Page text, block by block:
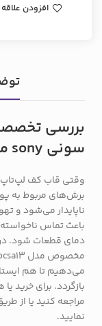
افزودن
سونی sony مدل vpcsa13
وقتی قاب کف لپ‌تاپ
برش‌های مربوط به
ناپایدار می‌شود و
باعث تماس
می‌دهیم تا هم
بازگردد. برای
مراجعه کنید یا از
نمایید.